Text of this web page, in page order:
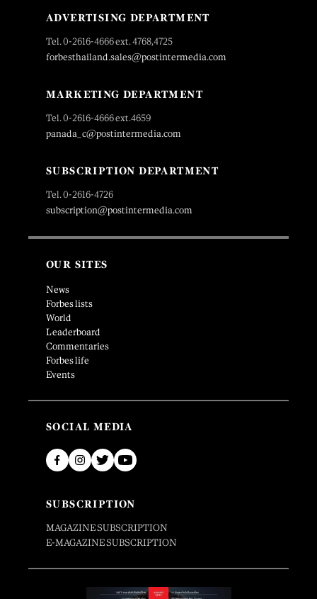
ADVERTISING DEPARTMENT
Tel. 0-2616-4666 ext. 4768,4725
forbesthailand.sales@postintermedia.com
MARKETING DEPARTMENT
Tel. 0-2616-4666 ext.4659
panada_c@postintermedia.com
SUBSCRIPTION DEPARTMENT
Tel. 0-2616-4726
subscription@postintermedia.com
OUR SITES
News
Forbes lists
World
Leaderboard
Commentaries
Forbes life
Events
SOCIAL MEDIA
SUBSCRIPTION
MAGAZINE SUBSCRIPTION
E-MAGAZINE SUBSCRIPTION